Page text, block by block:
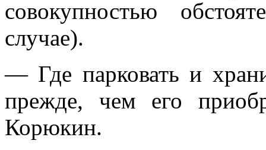
совокупностью
случае).
— Где парковать и
прежде, чем его
Корюкин.